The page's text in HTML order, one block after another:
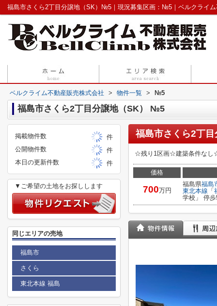
福島市さくら2丁目分譲地（SK）№5｜現況募集区画：№5｜ベルクライ
ベルクライム不動産販売株式会社 > 物件一覧 > №5
福島市さくら2丁目分譲地（SK） №5
福島市さくら2丁
☆残り1区画☆建築条件なし
価格
700万円
福島県福島
東北本線 「
学校」 停
掲載物件数
件
公開物件数
件
本日の更新件数
件
▼ご希望の土地をお探しします
同じエリアの売地
福島市
さくら
東北本線 福島